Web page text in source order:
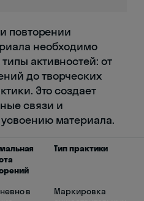
повторении
необходимо
активностей: от
до творческих
Это создает
связи и
материала.
Тип практики
в
Маркировка